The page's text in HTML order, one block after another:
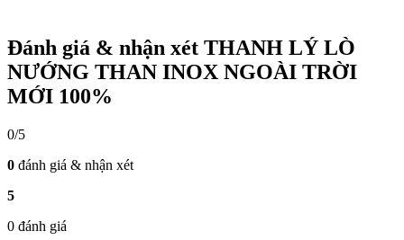
Đánh giá & nhận xét THANH LÝ LÒ
NƯỚNG THAN INOX NGOÀI TRỜI
MỚI 100%
0/5
0 đánh giá & nhận xét
5
0 đánh giá